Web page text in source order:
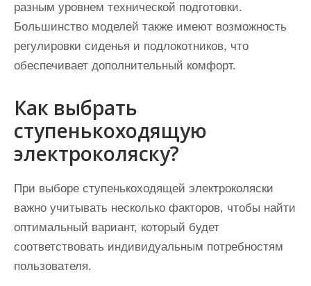
разным уровнем технической подготовки.
Большинство моделей также имеют возможность
регулировки сиденья и подлокотников, что
обеспечивает дополнительный комфорт.
Как выбрать
ступенькоходящую
электроколяску?
При выборе ступенькоходящей электроколяски
важно учитывать несколько факторов, чтобы найти
оптимальный вариант, который будет
соответствовать индивидуальным потребностям
пользователя.